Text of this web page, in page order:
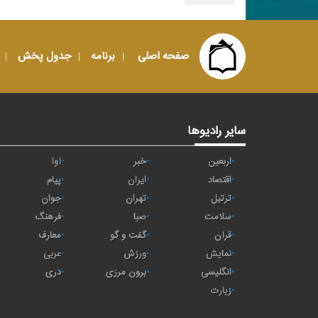
صفحه اصلی برنامه جدول پخش
سایر رادیوها
اربعین خبر
آوا
اقتصاد
ايران
پیام
ترتیل
تهران
جوان
سلامت
صبا
فرهنگ
قرآن
گفت و گو
معارف
نمایش
ورزش
عربی
انگلیسی
برون مرزی
دری
زیارت